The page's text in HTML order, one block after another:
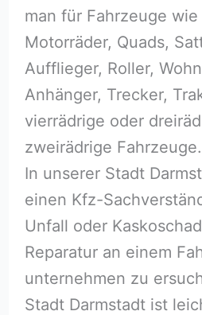
man für Fahrzeuge wie
Motorräder, Quads,
Aufflieger, Roller,
Anhänger, Trecker,
vierrädrige oder
zweirädrige Fahrzeuge.
In unserer Stadt
einen Kfz-
Unfall oder
Reparatur an einem
unternehmen zu
Stadt Darmstadt ist